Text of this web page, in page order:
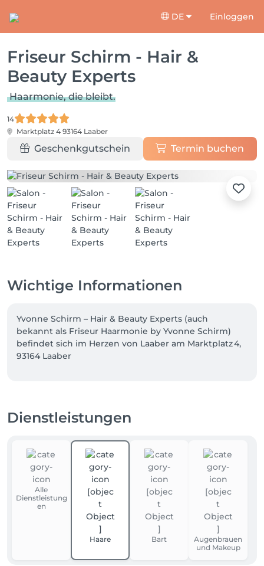
DE Einloggen
Friseur Schirm - Hair &
Beauty Experts
Haarmonie, die bleibt.
14
Marktplatz 4 93164 Laaber
Geschenkgutschein Termin buchen
Wichtige Informationen
Yvonne Schirm – Hair & Beauty Experts (auch
bekannt als Friseur Haarmonie by Yvonne Schirm)
befindet sich im Herzen von Laaber am Marktplatz 4,
93164 Laaber
harmonisches Ambiente und Komfort – modern und
offen, ohne dabei steril zu wirken.
Regelmäßige Weiterbildung des Teams garantiert
moderne Schnitte und Colorationstechniken wie
Balayage und Free-Style Färbungen in Perfektion
Damen-, Herren- und Kinderhaarschnitte – vom
klassischen Look bis zum trendigen Styling
Dienstleistungen
Alle
Dienstleistung
en
Haare Bart
Augenbrauen
und Makeup